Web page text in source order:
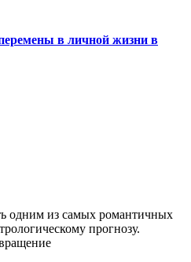
в личной жизни в
одним из самых романтичных
прогнозу.